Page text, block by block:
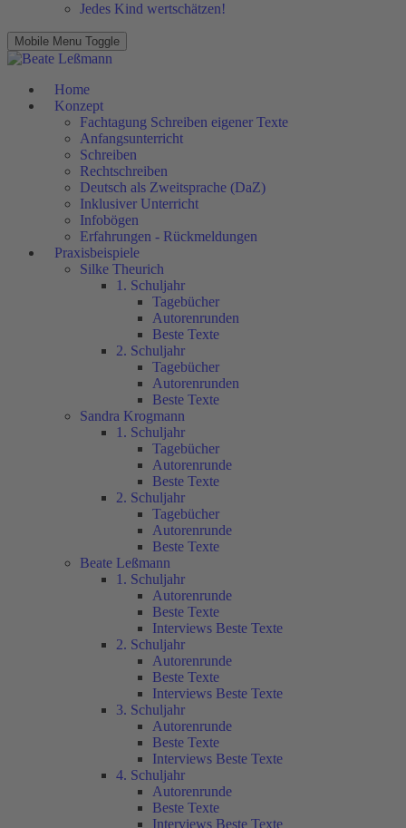
Jedes Kind wertschätzen!
Mobile Menu Toggle
Home
Konzept
Fachtagung Schreiben eigener Texte
Anfangsunterricht
Schreiben
Rechtschreiben
Deutsch als Zweitsprache (DaZ)
Inklusiver Unterricht
Infobögen
Erfahrungen - Rückmeldungen
Praxisbeispiele
Silke Theurich
1. Schuljahr
Tagebücher
Autorenrunden
Beste Texte
2. Schuljahr
Tagebücher
Autorenrunden
Beste Texte
Sandra Krogmann
1. Schuljahr
Tagebücher
Autorenrunde
Beste Texte
2. Schuljahr
Tagebücher
Autorenrunde
Beste Texte
Beate Leßmann
1. Schuljahr
Autorenrunde
Beste Texte
Interviews Beste Texte
2. Schuljahr
Autorenrunde
Beste Texte
Interviews Beste Texte
3. Schuljahr
Autorenrunde
Beste Texte
Interviews Beste Texte
4. Schuljahr
Autorenrunde
Beste Texte
Interviews Beste Texte